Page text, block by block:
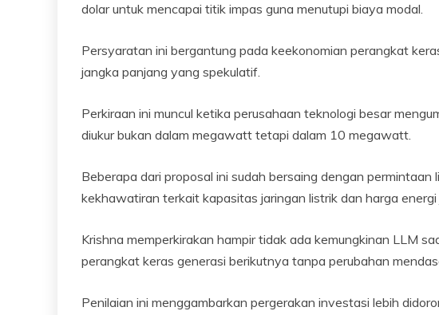
dolar untuk mencapai titik impas guna menutupi biaya modal.
Persyaratan ini bergantung pada keekonomian perangkat
jangka panjang yang spekulatif.
Perkiraan ini muncul ketika perusahaan teknologi besar
diukur bukan dalam megawatt tetapi dalam 10 megawatt.
Beberapa dari proposal ini sudah bersaing dengan
kekhawatiran terkait kapasitas jaringan listrik dan harga energi
Krishna memperkirakan hampir tidak ada kemungkinan LLM
perangkat keras generasi berikutnya tanpa perubahan
Penilaian ini menggambarkan pergerakan investasi lebih